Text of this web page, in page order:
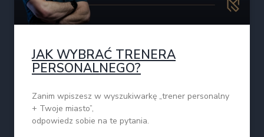
JAK WYBRAĆ TRENERA
PERSONALNEGO?
Zanim wpiszesz w wyszukiwarkę „trener personalny
+ Twoje miasto”,
odpowiedz sobie na te pytania.